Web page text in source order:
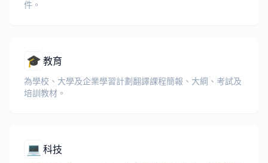
件。
🎓教育
為學校、大學及企業學習計劃翻譯課程簡報、大綱、考試及
培訓教材。
💻 科技